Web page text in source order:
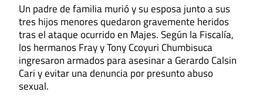
Un padre de familia murió y su esposa junto a sus
tres hijos menores quedaron gravemente heridos
tras el ataque ocurrido en Majes. Según la Fiscalía,
los hermanos Fray y Tony Ccoyuri Chumbisuca
ingresaron armados para asesinar a Gerardo Calsin
Cari y evitar una denuncia por presunto abuso
sexual.